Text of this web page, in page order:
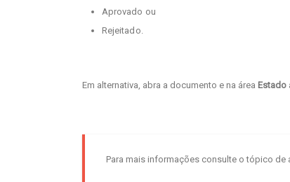
Aprovado ou
Rejeitado.
Em alternativa, abra a documento e na área Estado
Para mais informações consulte o tópico de